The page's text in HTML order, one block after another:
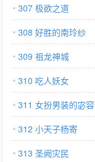
307 极欲之道
308 好胜的南玲纱
309 祖龙神城
310 吃人妖女
311 女扮男装的宓容
312 小天子杨寄
313 圣阙灾民